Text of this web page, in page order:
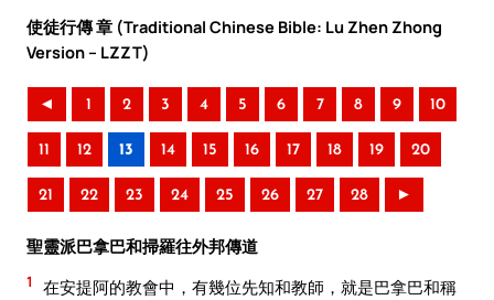
使徒行傳 章 (Traditional Chinese Bible: Lu Zhen Zhong
Version – LZZT)
◄ 1 2 3 4 5 6 7 8 9 10
11 12 13 14 15 16 17 18 19 20
21 22 23 24 25 26 27 28 ►
聖靈派巴拿巴和掃羅往外邦傳道
1
在安提阿的教會中，有幾位先知和教師，就是巴拿巴和稱